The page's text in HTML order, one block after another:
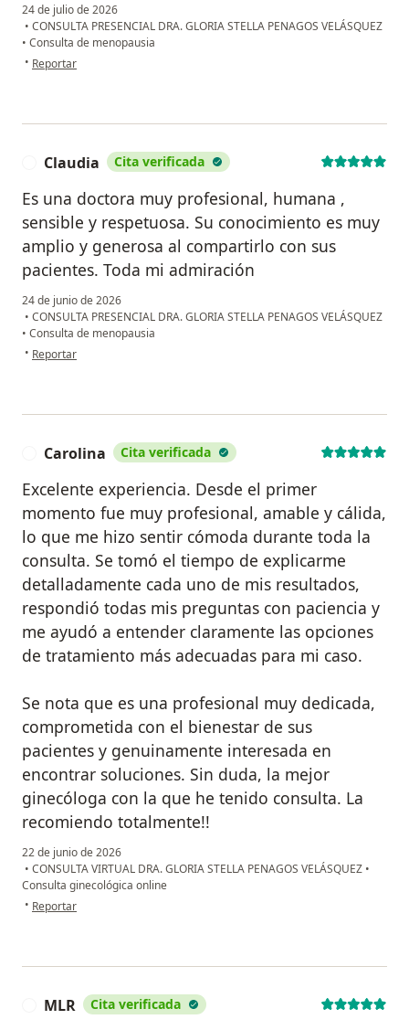
24 de julio de 2026
• CONSULTA PRESENCIAL DRA. GLORIA STELLA PENAGOS VELÁSQUEZ
• Consulta de menopausia
• en opinión del usuario G.C
Reportar
Claudia Cita verificada
Es una doctora muy profesional, humana ,
sensible y respetuosa. Su conocimiento es muy
amplio y generosa al compartirlo con sus
pacientes. Toda mi admiración
24 de junio de 2026
• CONSULTA PRESENCIAL DRA. GLORIA STELLA PENAGOS VELÁSQUEZ
• Consulta de menopausia
• en opinión del usuario Claudia
Reportar
Carolina Cita verificada
Excelente experiencia. Desde el primer
momento fue muy profesional, amable y cálida,
lo que me hizo sentir cómoda durante toda la
consulta. Se tomó el tiempo de explicarme
detalladamente cada uno de mis resultados,
respondió todas mis preguntas con paciencia y
me ayudó a entender claramente las opciones
de tratamiento más adecuadas para mi caso.
Se nota que es una profesional muy dedicada,
comprometida con el bienestar de sus
pacientes y genuinamente interesada en
encontrar soluciones. Sin duda, la mejor
ginecóloga con la que he tenido consulta. La
recomiendo totalmente!!
22 de junio de 2026
• CONSULTA VIRTUAL DRA. GLORIA STELLA PENAGOS VELÁSQUEZ •
Consulta ginecológica online
• en opinión del usuario Carolina
Reportar
MLR Cita verificada